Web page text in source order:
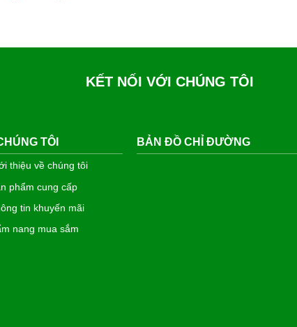
KẾT NỐI VỚI CHÚNG TÔI
TÔI
thiệu về chúng tôi
phẩm cung cấp
tin khuyến mãi
nang mua sắm
BẢN ĐỒ CHỈ ĐƯỜNG